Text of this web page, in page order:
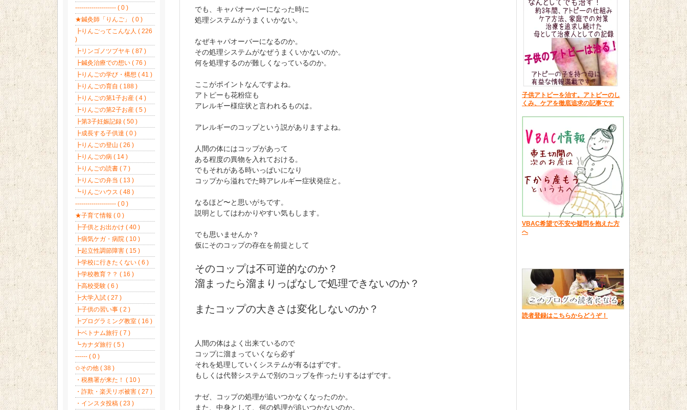
でも、キャパオーバーになった時に
処理システムがうまくいかない。
なぜキャパオーバーになるのか。
その処理システムがなぜうまくいかないのか。
何を処理するのが難しくなっているのか。
ここがポイントなんですよね。
アトピーも花粉症も
アレルギー様症状と言われるものは。
アレルギーのコップという説がありますよね。
人間の体にはコップがあって
ある程度の異物を入れておける。
でもそれがある時いっぱいになり
コップから溢れでた時アレルギー症状発症と。
なるほど〜と思いがちです。
説明としてはわかりやすい気もします。
でも思いませんか？
仮にそのコップの存在を前提として
そのコップは不可逆的なのか？
溜まったら溜まりっぱなしで処理できないのか？
またコップの大きさは変化しないのか？
人間の体はよく出来ているので
コップに溜まっていくなら必ず
それを処理していくシステムが有るはずです。
もしくは代替システムで別のコップを作ったりするはずです。
ナゼ、コップの処理が追いつかなくなったのか。
また、中身として、何の処理が追いつかないのか。
子供アトピーを治す。アトピーのし
くみ、ケアを徹底追求の記事です
VBAC希望で不安や疑問を抱えた方
へ
読者登録はこちらからどうぞ！
-------------------- ( 0 )
★鍼灸師「りんご」 ( 0 )
┣りんごってこんな人 ( 226
)
┣リンゴノツブヤキ ( 87 )
┣鍼灸治療での想い ( 76 )
┣りんごの学び・構想 ( 41 )
┣りんごの育自 ( 188 )
┣りんごの第1子お産 ( 4 )
┣りんごの第2子お産 ( 5 )
┣第3子妊娠記録 ( 50 )
┣成長する子供達 ( 0 )
┣りんごの登山 ( 26 )
┣りんごの病 ( 14 )
┣りんごの読書 ( 7 )
┣りんごの弁当 ( 13 )
┗りんごハウス ( 48 )
-------------------- ( 0 )
★子育て情報 ( 0 )
┣子供とお出かけ ( 40 )
┣病気ケガ・病院 ( 10 )
┣起立性調節障害 ( 15 )
┣学校に行きたくない ( 6 )
┣学校教育？？ ( 16 )
┣高校受験 ( 6 )
┣大学入試 ( 27 )
┣子供の習い事 ( 2 )
┣プログラミング教室 ( 16 )
┣ベトナム旅行 ( 7 )
┗カナダ旅行 ( 5 )
------ ( 0 )
✩その他 ( 38 )
・税務署が来た！ ( 10 )
・詐欺・楽天リボ被害 ( 27 )
・インスタ投稿 ( 23 )